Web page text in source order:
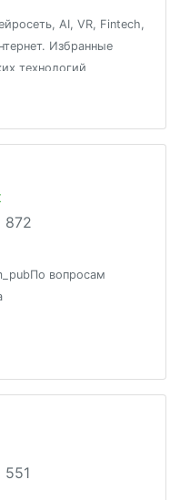
AI, VR, Fintech,
Избранные
технологий
Pravila-chata-
вопросам